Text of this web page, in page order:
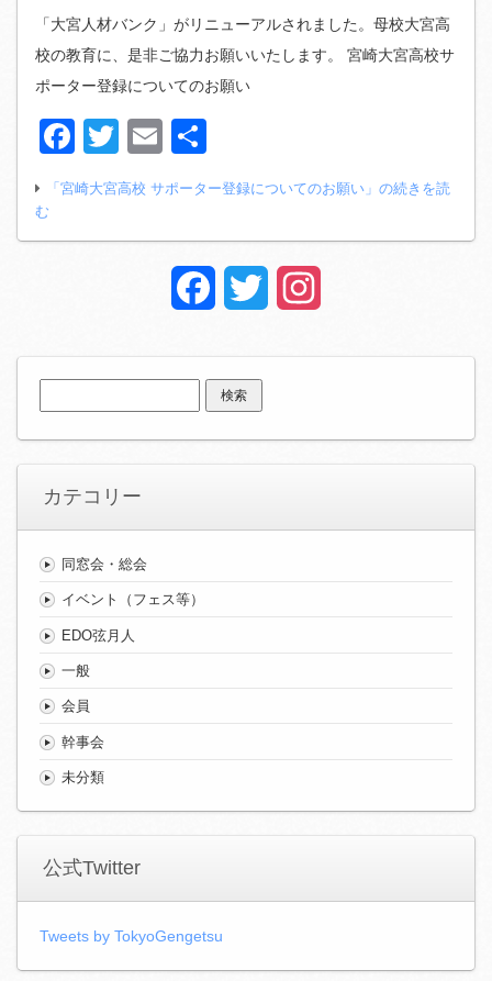
「大宮人材バンク」がリニューアルされました。母校大宮高
校の教育に、是非ご協力お願いいたします。 宮崎大宮高校サ
ポーター登録についてのお願い
Facebook
TwitterEmail
有
「宮崎大宮高校 サポーター登録についてのお願い」の続きを読
む
FacebookTwitter
索:
カテコリー
同窓会・総会
イベント（フェス等）
EDO弦月人
一般
会員
幹事会
未分類
公式Twitter
Tweets by TokyoGengetsu